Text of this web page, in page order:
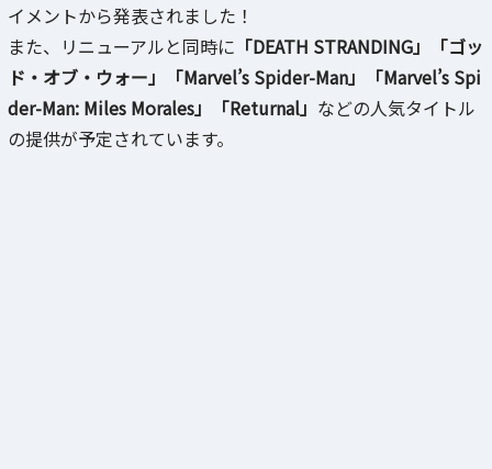
イメントから発表されました！
また、リニューアルと同時に 「DEATH STRANDING」「ゴッ
ド・オブ・ウォー」「Marvel’s Spider-Man」「Marvel’s Spi
der-Man: Miles Morales」「Returnal」 などの人気タイトル
の提供が予定されています。